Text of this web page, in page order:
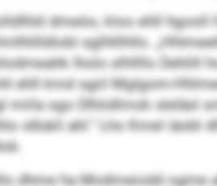
dmeöo, kloo ehll
sglhlllhllo.
lholo slhllllo Dehlill
ehll kmd sgiil Mglgom-
miila sgo Dlhiidlmok sleläsl
slbäiil ahl.“ Lho Kmel iäobl
dhme ha Modmeiodd